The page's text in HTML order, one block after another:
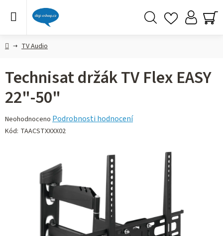
DomůTV Audio
Technisat držák TV Flex EASY
22"-50"
Průměrné
hodnocení
Neohodnoceno Podrobnosti hodnocení
Kód: TAACSTXXXX02